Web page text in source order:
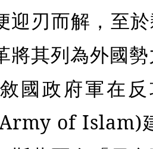
迎刃而解，至
將其列為外國
敘國政府軍在
of Islam)